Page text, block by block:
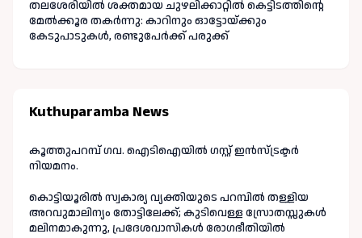
തലശേരിയിൽ ശക്തമായ ചുഴലിക്കാറ്റിൽ കെട്ടിടത്തിന്റെ
മേൽക്കൂര തകർന്നു: കാറിനും ഓട്ടോയ്ക്കും
കേടുപാടുകൾ, രണ്ടുപേർക്ക് പരുക്ക്
Kuthuparamba News
കൂത്തുപറമ്പ് ഗവ. ഐടിഐയിൽ ഗസ്റ്റ് ഇൻസ്ട്രക്ടർ
നിയമനം.
കൊട്ടിയൂരിൽ സ്വകാര്യ വ്യക്തിയുടെ പറമ്പിൽ തള്ളിയ
അറവുമാലിന്യം തോട്ടിലേക്ക്; കുടിവെള്ള സ്രോതസ്സുകൾ
മലിനമാകുന്നു, പ്രദേശവാസികൾ രോഗഭീതിയിൽ